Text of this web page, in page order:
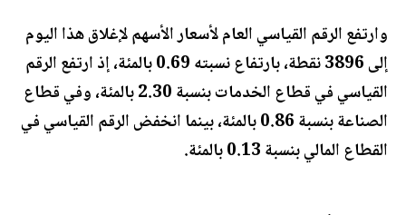
وارتفع الرقم القياسي العام لأسعار الأسهم لإغلاق هذا اليوم
إلى 3896 نقطة، بارتفاع نسبته 0.69 بالمئة، إذ ارتفع الرقم
القياسي في قطاع الخدمات بنسبة 2.30 بالمئة، وفي قطاع
الصناعة بنسبة 0.86 بالمئة، بينما انخفض الرقم القياسي في
القطاع المالي بنسبة 0.13 بالمئة.